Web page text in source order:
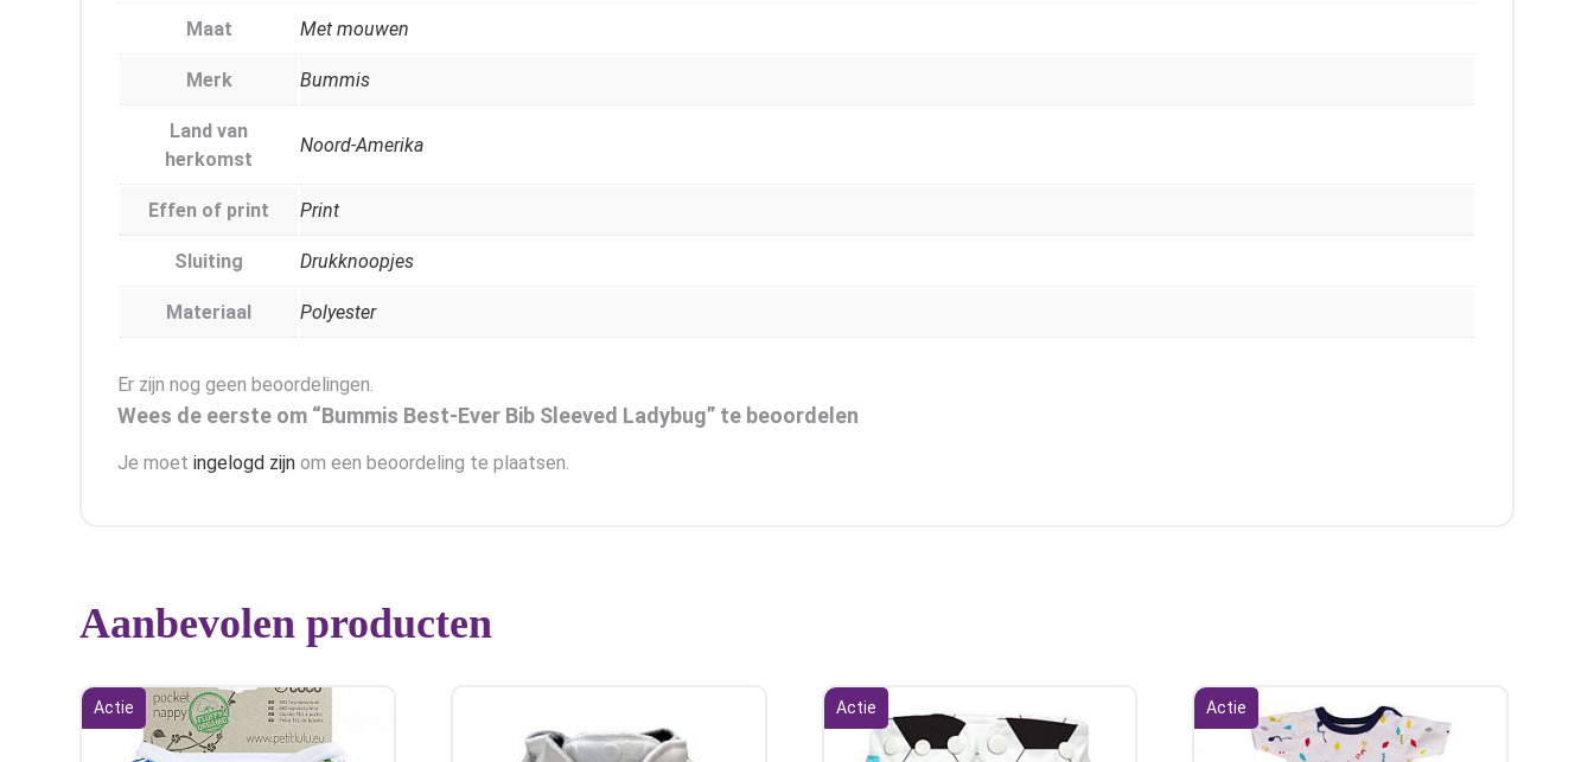
Maat
Met mouwen
Merk Bummis
Land van
herkomst
Noord-Amerika
Effen of print Print
Sluiting Drukknoopjes
Materiaal Polyester
Er zijn nog geen beoordelingen.
Wees de eerste om “Bummis Best-Ever Bib Sleeved Ladybug” te beoordelen
Je moet ingelogd zijn om een beoordeling te plaatsen.
Aanbevolen producten
Actie Actie Actie